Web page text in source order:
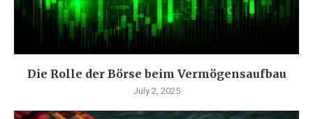
Die Rolle der Börse beim Vermögensaufbau
July 2, 2025